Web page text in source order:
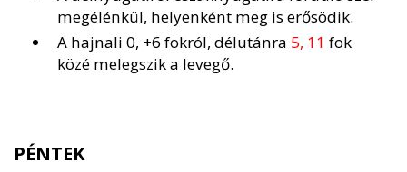
megélénkül, helyenként meg is erősödik.
A hajnali 0, +6 fokról, délutánra 5, 11 fok
közé melegszik a levegő.
PÉNTEK